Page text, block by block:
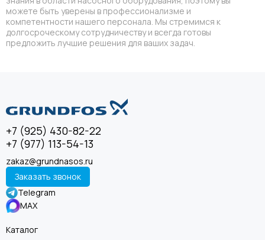
можете быть уверены в профессионализме и
компетентности нашего персонала. Мы стремимся к
долгосроческому сотрудничеству и всегда готовы
предложить лучшие решения для ваших задач.
+7 (925) 430-82-22
+7 (977) 113-54-13
zakaz@grundnasos.ru
Заказать звонок
Telegram
MAX
Каталог